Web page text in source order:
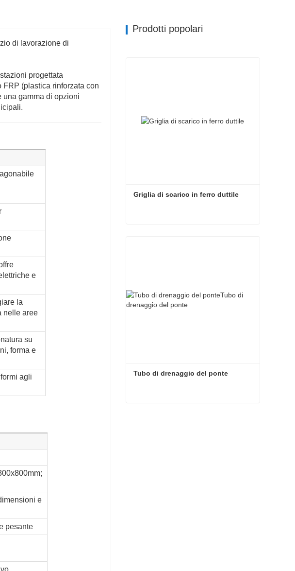
di lavorazione di
progettata
(plastica rinforzata con
una gamma di opzioni
e
la
nelle aree
su
forma e
agli
e
pesante
Prodotti popolari
Griglia di scarico in ferro duttile
Tubo di drenaggio del ponte